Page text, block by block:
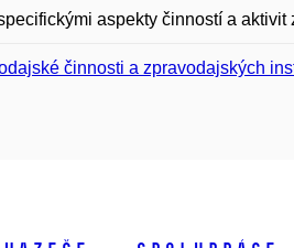
aspekty činností a
činnosti a zpravodajských